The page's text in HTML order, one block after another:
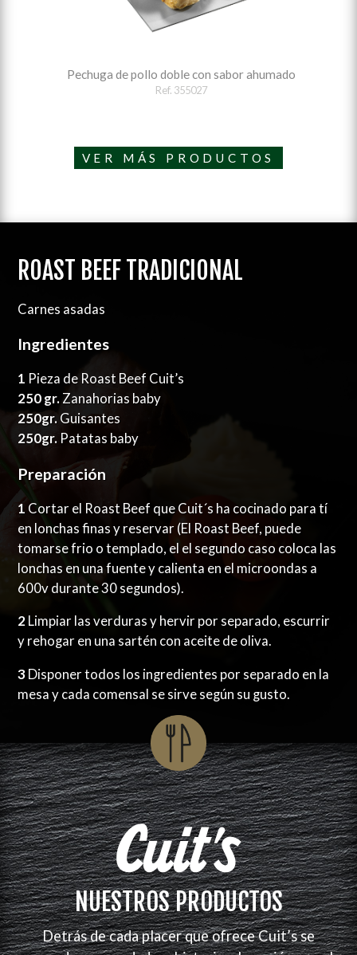
Pechuga de pollo doble con sabor ahumado
Ref. 355027
VER MÁS PRODUCTOS
ROAST BEEF TRADICIONAL
Carnes asadas
Ingredientes
1 Pieza de Roast Beef Cuit’s
250 gr. Zanahorias baby
250gr. Guisantes
250gr. Patatas baby
Preparación
1 Cortar el Roast Beef que Cuit´s ha cocinado para tí
en lonchas finas y reservar (El Roast Beef, puede
tomarse frio o templado, el el segundo caso coloca las
lonchas en una fuente y calienta en el microondas a
600v durante 30 segundos).
2 Limpiar las verduras y hervir por separado, escurrir
y rehogar en una sartén con aceite de oliva.
3 Disponer todos los ingredientes por separado en la
mesa y cada comensal se sirve según su gusto.
NUESTROS PRODUCTOS
Detrás de cada placer que ofrece Cuit’s se